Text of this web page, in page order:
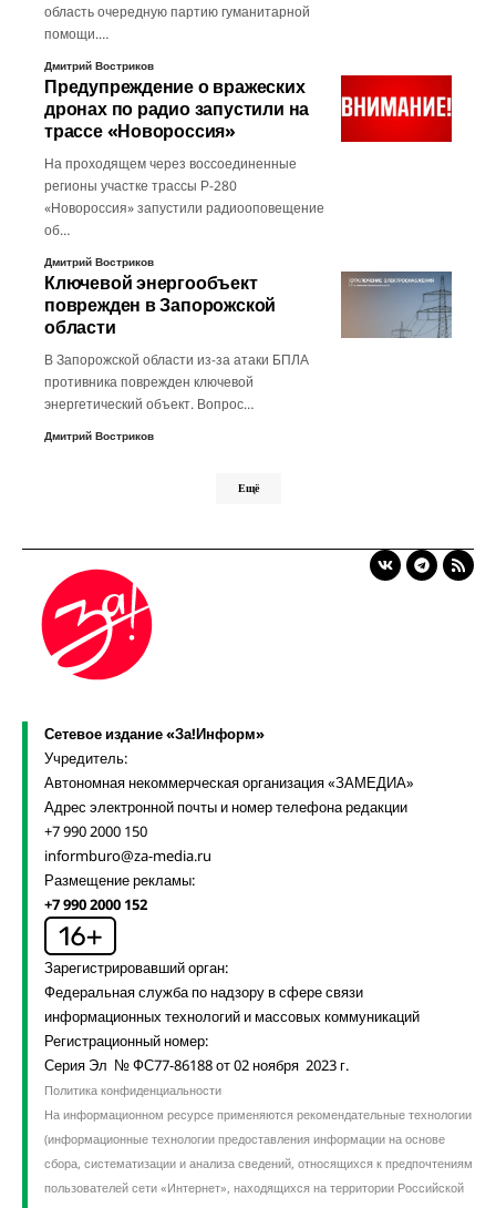
область очередную партию гуманитарной
помощи.…
Дмитрий Востриков
Предупреждение о вражеских
дронах по радио запустили на
трассе «Новороссия»
На проходящем через воссоединенные
регионы участке трассы Р-280
«Новороссия» запустили радиооповещение
об…
Дмитрий Востриков
Ключевой энергообъект
поврежден в Запорожской
области
В Запорожской области из-за атаки БПЛА
противника поврежден ключевой
энергетический объект. Вопрос…
Дмитрий Востриков
Ещё
Сетевое издание «За!Информ»
Учредитель:
Автономная некоммерческая организация «ЗАМЕДИА»
Адрес электронной почты и номер телефона редакции
+7 990 2000 150
informburo@za-media.ru
Размещение рекламы:
+7 990 2000 152
Зарегистрировавший орган:
Федеральная служба по надзору в сфере связи
информационных технологий и массовых коммуникаций
Регистрационный номер:
Серия Эл № ФС77-86188 от 02 ноября 2023 г.
Политика конфиденциальности
На информационном ресурсе применяются рекомендательные технологии
(информационные технологии предоставления информации на основе
сбора, систематизации и анализа сведений, относящихся к предпочтениям
пользователей сети «Интернет», находящихся на территории Российской